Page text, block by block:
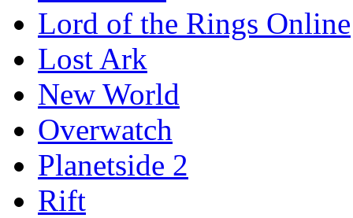
Lord of the Rings Online
Lost Ark
New World
Overwatch
Planetside 2
Rift